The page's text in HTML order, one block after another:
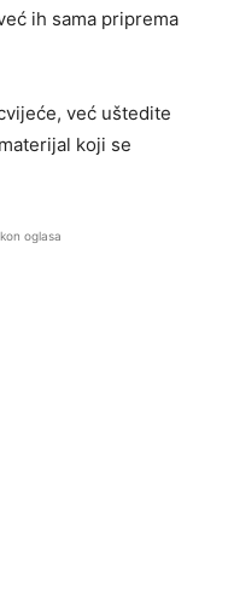
ih sama priprema
već uštedite
koji se
oglasa